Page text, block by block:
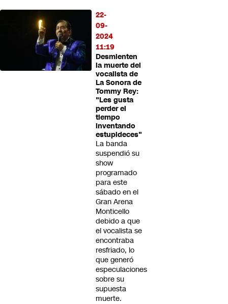
22-
09-
2024
11:19
Desmienten
la muerte del
vocalista de
La Sonora de
Tommy Rey:
"Les gusta
perder el
tiempo
inventando
estupideces"
La banda
suspendió su
show
programado
para este
sábado en el
Gran Arena
Monticello
debido a que
el vocalista se
encontraba
resfriado, lo
que generó
especulaciones
sobre su
supuesta
muerte.